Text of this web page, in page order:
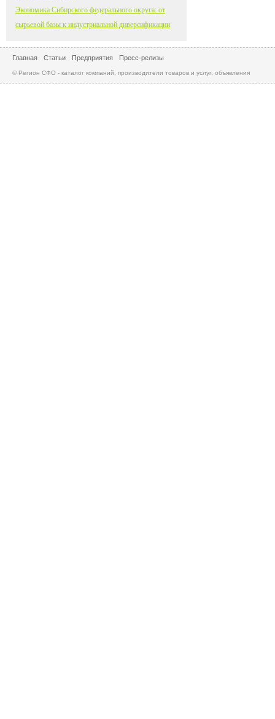
Экономика Сибирского федерального округа: от
сырьевой базы к индустриальной диверсификации
Главная Статьи Предприятия Пресс-релизы
© Регион СФО - каталог компаний, производители товаров и услуг, объявления